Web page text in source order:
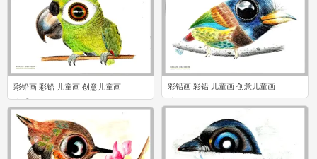
彩铅画 彩铅 儿童画 创意儿童画
0
彩铅画 彩铅 儿童画 创意儿童画
0